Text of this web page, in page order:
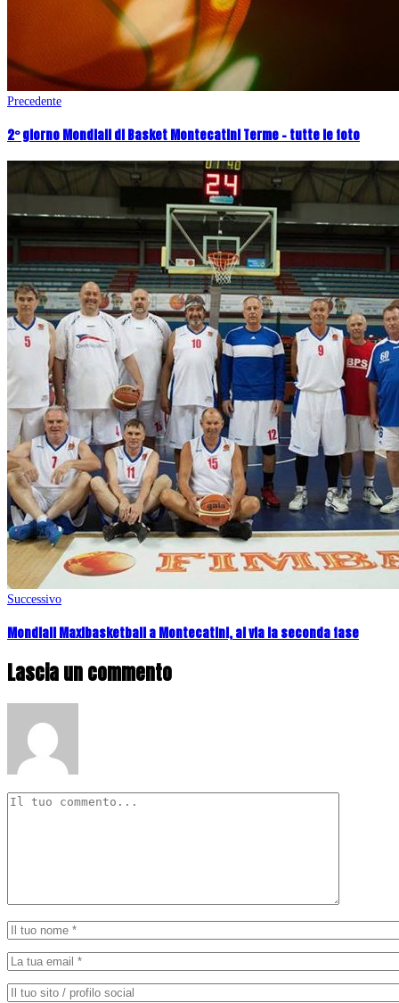
Precedente
2° giorno Mondiali di Basket Montecatini Terme – tutte le foto
Successivo
Mondiali Maxibasketball a Montecatini, al via la seconda fase
Lascia un commento